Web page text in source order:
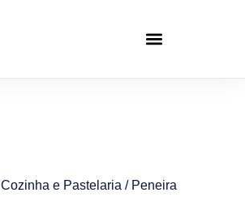
Cozinha e Pastelaria / Peneira